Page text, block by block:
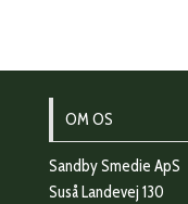
OM OS
Sandby Smedie ApS
Suså Landevej 130